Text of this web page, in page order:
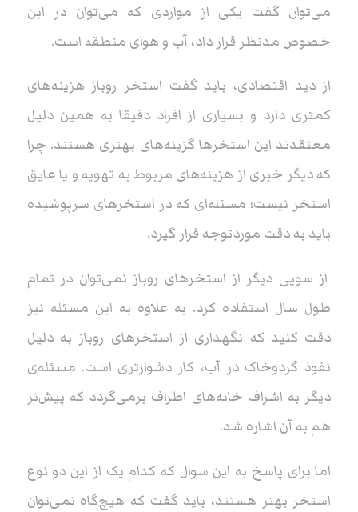
می‌توان گفت یکی از مواردی که می‌توان در این
خصوص مدنظر قرار داد، آب و هوای منطقه است.
از دید اقتصادی، باید گفت استخر روباز هزینه‌های
کمتری دارد و بسیاری از افراد دقیقا به همین دلیل
معتقدند این استخرها گزینه‌های بهتری هستند. چرا
که دیگر خبری از هزینه‌های مربوط به تهویه و یا عایق‌
استخر نیست؛ مسئله‌ای که در استخرهای سرپوشیده
باید به دقت موردتوجه قرار گیرد.
از سویی دیگر از استخرهای روباز نمی‌توان در تمام
طول سال استفاده کرد. به علاوه به این مسئله نیز
دقت کنید که نگهداری از استخرهای روباز به دلیل
نفوذ گردوخاک در آب، کار دشوارتری است. مسئله‌ی
دیگر به اشراف خانه‌های اطراف برمی‌گردد که پیش‌تر
هم به آن اشاره شد.
اما برای پاسخ به این سوال که کدام یک از این دو نوع
استخر بهتر هستند، باید گفت که هیچ‌گاه نمی‌توان